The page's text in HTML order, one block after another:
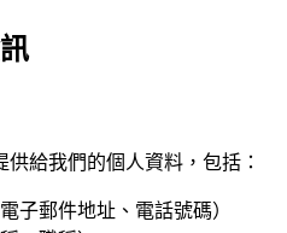
給我們的個人資料，包括：
子郵件地址、電話號碼）